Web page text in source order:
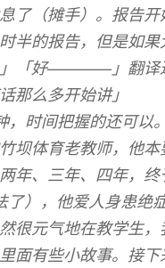
了（摊手）。报告
半的报告，但是如
」「好————」翻译
那么多开始讲」
，时间把握的还可以
坝体育老教师，他
年、三年、四年，
），他爱人身患
很元气地在教学生，
面有些小故事。接